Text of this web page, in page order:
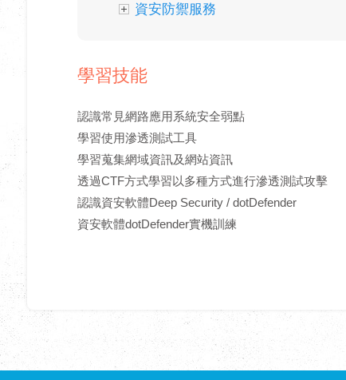
資安防禦服務
學習技能
認識常見網路應用系統安全弱點
學習使用滲透測試工具
學習蒐集網域資訊及網站資訊
透過CTF方式學習以多種方式進行滲透測試攻擊
認識資安軟體Deep Security / dotDefender
資安軟體dotDefender實機訓練